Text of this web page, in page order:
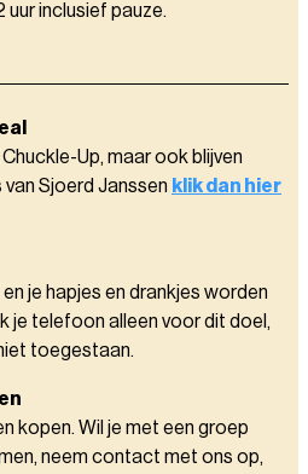
uur inclusief pauze.
Up, maar ook blijven
Sjoerd Janssen klik dan hier
je hapjes en drankjes worden
je telefoon alleen voor dit doel,
toegestaan.
kopen. Wil je met een groep
neem contact met ons op,